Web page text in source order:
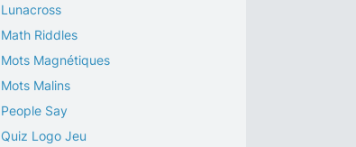
Lunacross
Math Riddles
Mots Magnétiques
Mots Malins
People Say
Quiz Logo Jeu